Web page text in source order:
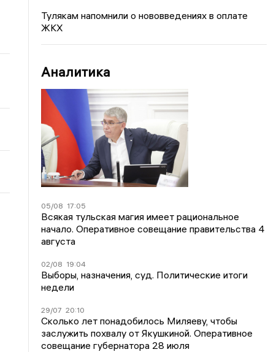
Тулякам напомнили о нововведениях в оплате
ЖКХ
Аналитика
05/08 17:05
Всякая тульская магия имеет рациональное
начало. Оперативное совещание правительства 4
августа
02/08 19:04
Выборы, назначения, суд. Политические итоги
недели
29/07 20:10
Сколько лет понадобилось Миляеву, чтобы
заслужить похвалу от Якушкиной. Оперативное
совещание губернатора 28 июля